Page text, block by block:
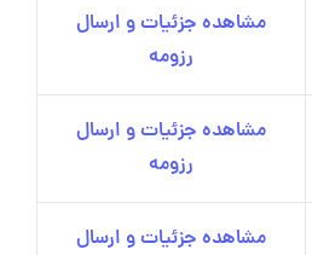
مشاهده جزئیات و ارسال
رزومه
مشاهده جزئیات و ارسال
رزومه
مشاهده جزئیات و ارسال